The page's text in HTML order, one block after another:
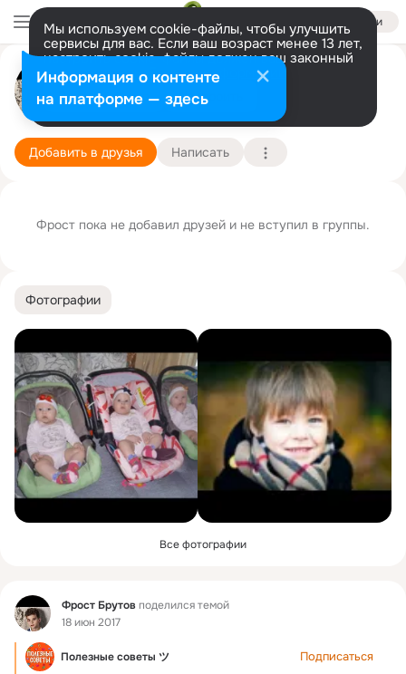
Войти
Мы используем cookie-файлы, чтобы улучшить
сервисы для вас. Если ваш возраст менее 13 лет,
настроить cookie-файлы должен ваш законный
представитель. Больше информации
Разрешить все Настроить
Фрост Брутов
Москва 1 января (17 лет)
Добавить в друзья Написать
Фотографии
Все фотографии
Фид Фрост Брутов поделился темой
18 июн 2017
Полезные советы ツ Подписаться
Фрост пока не добавил друзей и не вступил в группы.
Информация о контенте
на платформе — здесь